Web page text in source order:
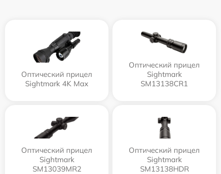
Оптический прицел
Sightmark 4K Max
Оптический прицел
Sightmark
SM13138CR1
Оптический прицел
Sightmark
SM13039MR2
Оптический прицел
Sightmark
SM13138HDR